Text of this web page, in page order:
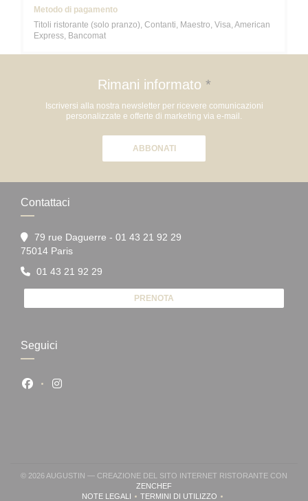
Metodo di pagamento
Titoli ristorante (solo pranzo), Contanti, Maestro, Visa, American
Express, Bancomat
Rimani informato *
Iscriversi alla nostra newsletter per ricevere comunicazioni
personalizzate e offerte di marketing via e-mail.
ABBONATI
Contattaci
79 rue Daguerre - 01 43 21 92 29
75014 Paris((apre una nuova finestra))
01 43 21 92 29
PRENOTA
Seguici
Facebook ((apre una nuova finestra))
Instagram ((apre una nuova finestra))
© 2026 AUGUSTIN — CREAZIONE DEL SITO INTERNET RISTORANTE CON
ZENCHEF((APRE UNA NUOVA FINESTRA))
NOTE LEGALI
TERMINI DI UTILIZZO